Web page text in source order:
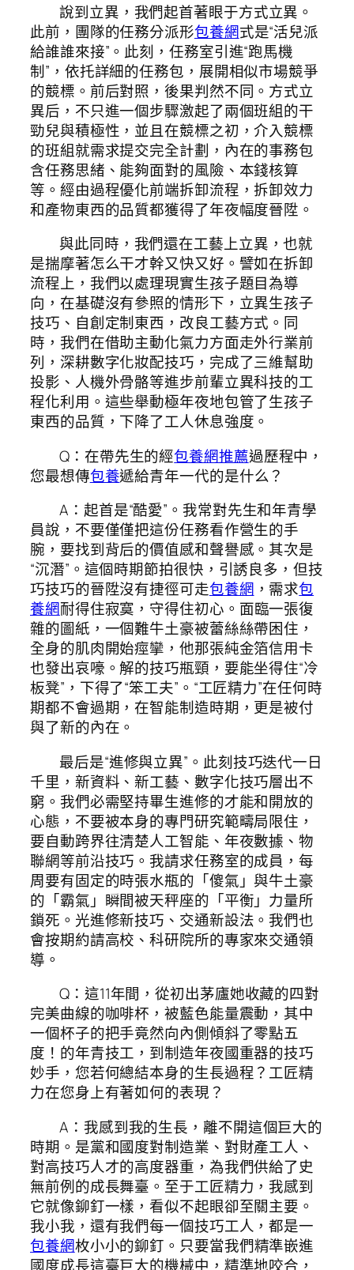
說到立異，我們起首著眼于方式立異。
此前，團隊的任務分派形包養網式是“活兒派
給誰誰來接”。此刻，任務室引進“跑馬機
制”，依托詳細的任務包，展開相似市場競爭
的競標。前后對照，後果判然不同。方式立
異后，不只進一個步驟激起了兩個班組的干
勁兒與積極性，並且在競標之初，介入競標
的班組就需求提交完全計劃，內在的事務包
含任務思緒、能夠面對的風險、本錢核算
等。經由過程優化前端拆卸流程，拆卸效力
和產物東西的品質都獲得了年夜幅度晉陞。
與此同時，我們還在工藝上立異，也就
是揣摩著怎么干才幹又快又好。譬如在拆卸
流程上，我們以處理現實生孩子題目為導
向，在基礎沒有參照的情形下，立異生孩子
技巧、自創定制東西，改良工藝方式。同
時，我們在借助主動化氣力方面走外行業前
列，深耕數字化妝配技巧，完成了三維幫助
投影、人機外骨骼等進步前輩立異科技的工
程化利用。這些舉動極年夜地包管了生孩子
東西的品質，下降了工人休息強度。
Q：在帶先生的經包養網推薦過歷程中，
您最想傳包養遞給青年一代的是什么？
A：起首是“酷愛”。我常對先生和年青學
員說，不要僅僅把這份任務看作營生的手
腕，要找到背后的價值感和聲譽感。其次是
“沉潛”。這個時期節拍很快，引誘良多，但技
巧技巧的晉陞沒有捷徑可走包養網 ，需求包
養網耐得住寂寞，守得住初心。面臨一張復
雜的圖紙，一個難牛土豪被蕾絲絲帶困住，
全身的肌肉開始痙攣，他那張純金箔信用卡
也發出哀嚎。解的技巧瓶頸，要能坐得住“冷
板凳”，下得了“笨工夫”。“工匠精力”在任何時
期都不會過期，在智能制造時期，更是被付
與了新的內在。
最后是“進修與立異”。此刻技巧迭代一日
千里，新資料、新工藝、數字化技巧層出不
窮。我們必需堅持畢生進修的才能和開放的
心態，不要被本身的專門研究範疇局限住，
要自動跨界往清楚人工智能、年夜數據、物
聯網等前沿技巧。我請求任務室的成員，每
周要有固定的時張水瓶的「傻氣」與牛土豪
的「霸氣」瞬間被天秤座的「平衡」力量所
鎖死。光進修新技巧、交通新設法。我們也
會按期約請高校、科研院所的專家來交通領
導。
Q：這11年間，從初出茅廬她收藏的四對
完美曲線的咖啡杯，被藍色能量震動，其中
一個杯子的把手竟然向內側傾斜了零點五
度！的年青技工，到制造年夜國重器的技巧
妙手，您若何總結本身的生長過程？工匠精
力在您身上有著如何的表現？
A：我感到我的生長，離不開這個巨大的
時期。是黨和國度對制造業、對財產工人、
對高技巧人才的高度器重，為我們供給了史
無前例的成長舞臺。至于工匠精力，我感到
它就像鉚釘一樣，看似不起眼卻至關主要。
我小我，還有我們每一個技巧工人，都是一
包養網枚小小的鉚釘。只要當我們精準嵌進
國度成長這臺巨大的機械中，精準地咬合，